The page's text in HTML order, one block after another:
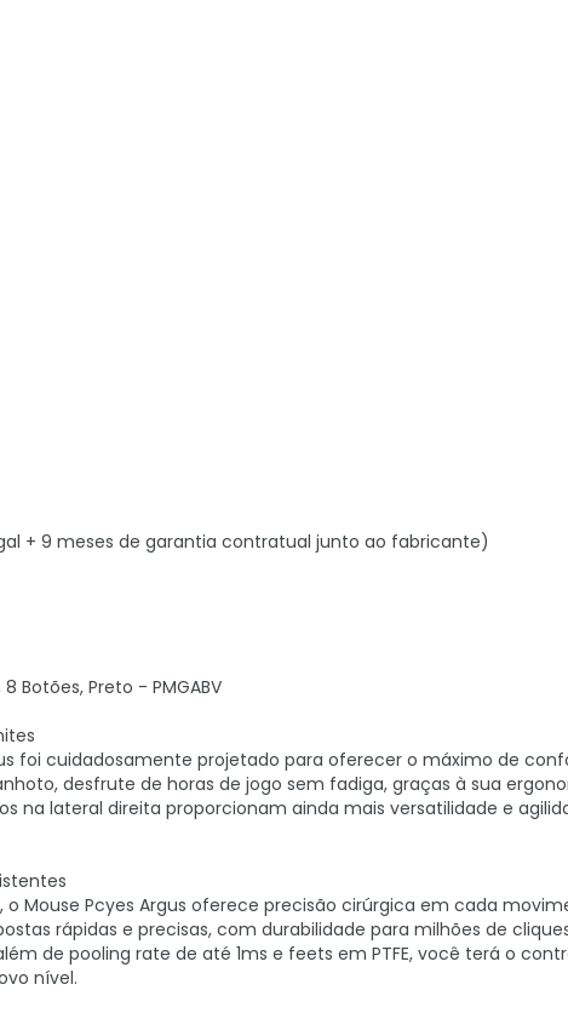
+ 9 meses de garantia contratual junto ao fabricante)
8 Botões, Preto - PMGABV
foi cuidadosamente projetado para oferecer o máximo de
desfrute de horas de jogo sem fadiga, graças à sua
na lateral direita proporcionam ainda mais versatilidade e
, o Mouse Pcyes Argus oferece precisão cirúrgica em cada
rápidas e precisas, com durabilidade para milhões de
de pooling rate de até 1ms e feets em PTFE, você terá o
nível.